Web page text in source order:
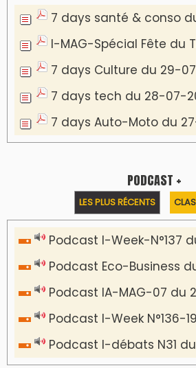
7 days santé & conso
I-MAG-Spécial Fête du
7 days Culture du 29-
7 days tech du 28-07-
7 days Auto-Moto du
PODCAST +
LES PLUS RÉCENTS
Podcast I-Week-N°137
Podcast Eco-Business
Podcast IA-MAG-07 du
Podcast I-Week N°136-
Podcast I-débats N31